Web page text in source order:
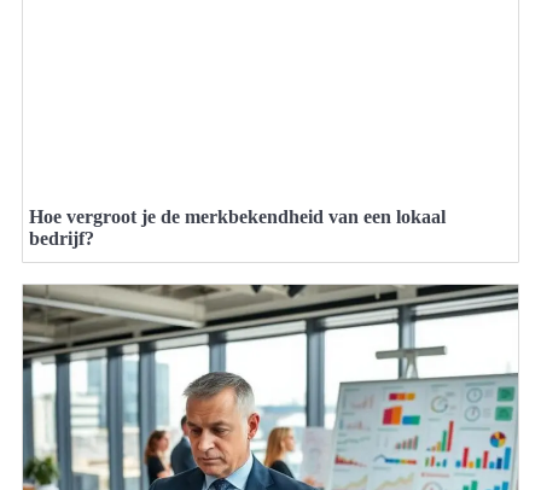
Hoe vergroot je de merkbekendheid van een lokaal
bedrijf?